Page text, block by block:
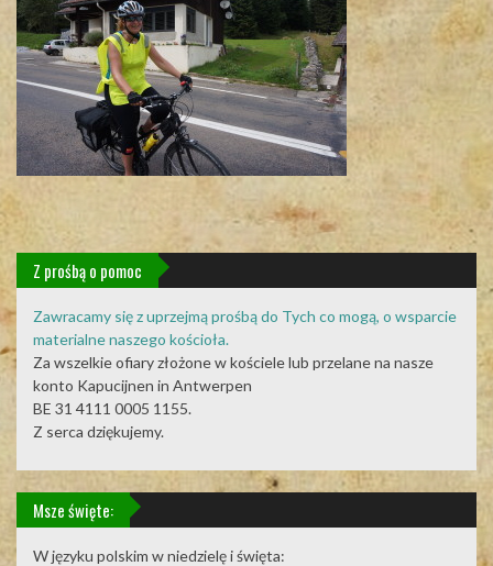
Z prośbą o pomoc
Zawracamy się z uprzejmą prośbą do Tych co mogą, o wsparcie
materialne naszego kościoła.
Za wszelkie ofiary złożone w kościele lub przelane na nasze
konto Kapucijnen in Antwerpen
BE 31 4111 0005 1155.
Z serca dziękujemy.
Msze święte:
W języku polskim w niedzielę i święta: